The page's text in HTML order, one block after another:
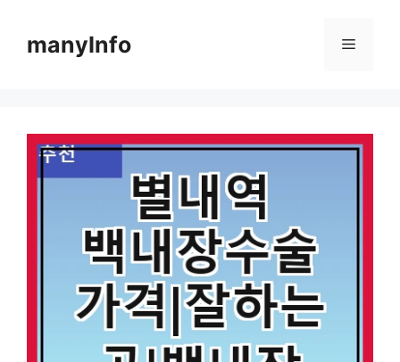
manyInfo 메